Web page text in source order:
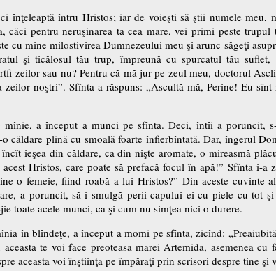
înţeleaptă întru Hristos; iar de voieşti să ştii numele meu,
căci pentru neruşinarea ta cea mare, vei primi peste
cu mine milostivirea Dumnezeului meu şi arunc săgeţi
şi ticălosul tău trup, împreună cu spurcatul tău
zeilor sau nu? Pentru că mă jur pe zeul meu, doctorul
zeilor noştri”. Sfînta a răspuns: „Ascultă-mă, Perine! Eu
a început a munci pe sfînta. Deci, întîi a poruncit,
căldare plină cu smoală foarte înfierbîntată. Dar, îngerul
ieşea din căldare, ca din nişte aromate, o mireasmă
Hristos, care poate să prefacă focul în apă!” Sfînta i-
o femeie, fiind roabă a lui Hristos?” Din aceste cuvinte
a poruncit, să-i smulgă perii capului ei cu piele cu tot
toate acele munci, ca şi cum nu simţea nici o durere.
în blîndeţe, a început a momi pe sfînta, zicînd:
te voi face preoteasa marei Artemida, asemenea
aceasta voi înştiinţa pe împăraţi prin scrisori despre tine şi